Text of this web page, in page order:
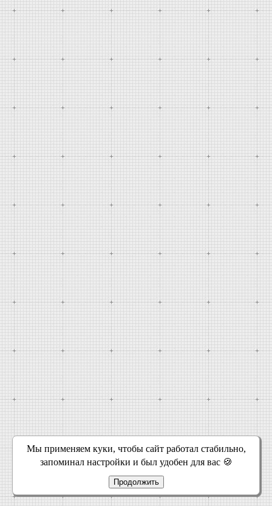
Мы применяем куки, чтобы сайт работал стабильно,
запоминал настройки и был удобен для вас 🍪
Продолжить